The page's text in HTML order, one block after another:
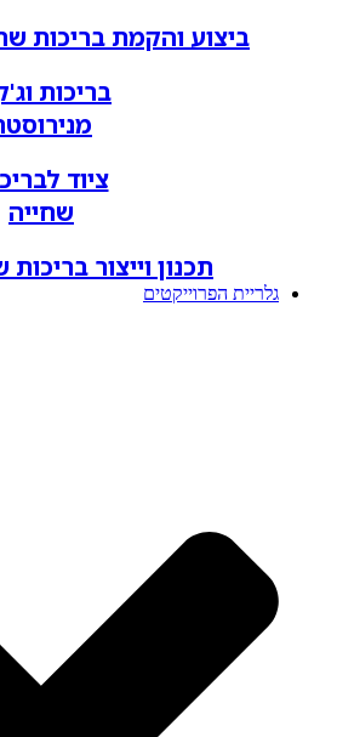
ביצוע והקמת בריכות
בריכות
ציוד
שחייה
תכנון וייצור
גלריית הפרוייקטים